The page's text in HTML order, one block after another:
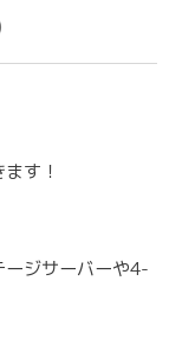
す！
ージサーバーや4-